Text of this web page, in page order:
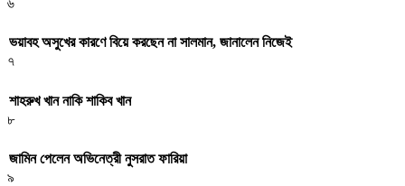
৬
ভয়াবহ অসুখের কারণে বিয়ে করছেন না সালমান, জানালেন নিজেই
৭
শাহরুখ খান নাকি শাকিব খান
৮
জামিন পেলেন অভিনেত্রী নুসরাত ফারিয়া
৯